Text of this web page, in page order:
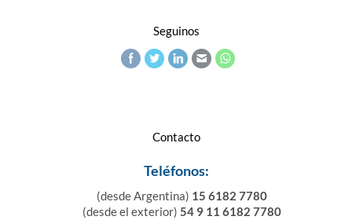
Seguinos
Contacto
Teléfonos:
(desde Argentina) 15 6182 7780
(desde el exterior) 54 9 11 6182 7780